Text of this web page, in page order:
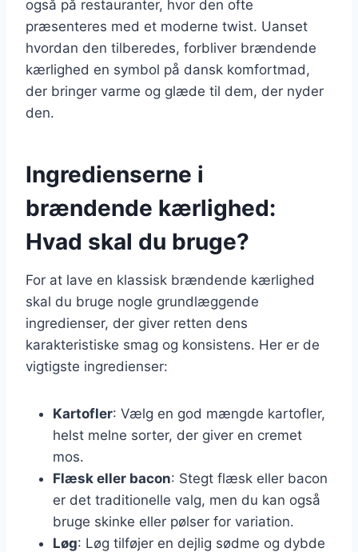
også på restauranter, hvor den ofte
præsenteres med et moderne twist. Uanset
hvordan den tilberedes, forbliver brændende
kærlighed en symbol på dansk komfortmad,
der bringer varme og glæde til dem, der nyder
den.
Ingredienserne i
brændende kærlighed:
Hvad skal du bruge?
For at lave en klassisk brændende kærlighed
skal du bruge nogle grundlæggende
ingredienser, der giver retten dens
karakteristiske smag og konsistens. Her er de
vigtigste ingredienser:
Kartofler: Vælg en god mængde kartofler,
helst melne sorter, der giver en cremet
mos.
Flæsk eller bacon: Stegt flæsk eller bacon
er det traditionelle valg, men du kan også
bruge skinke eller pølser for variation.
Løg: Løg tilføjer en dejlig sødme og dybde